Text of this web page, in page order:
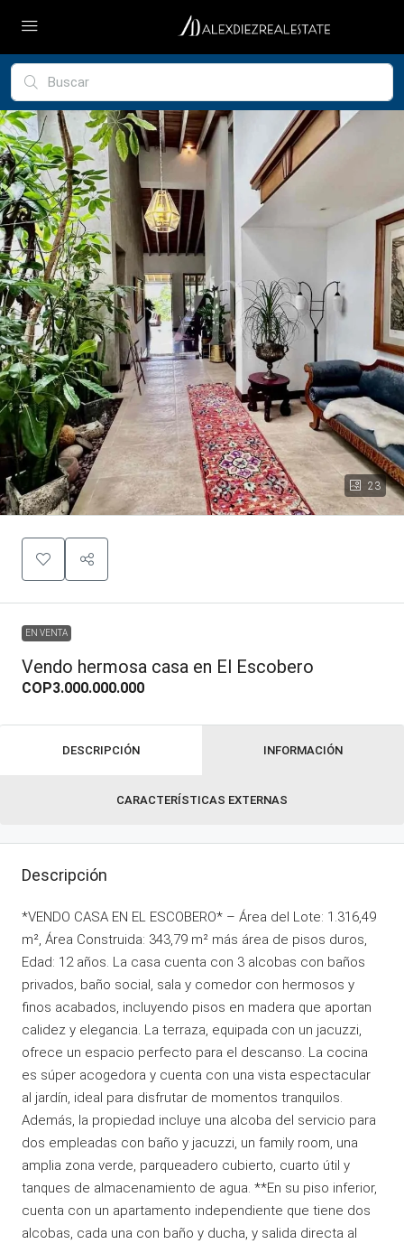
23
EN VENTA
Vendo hermosa casa en El Escobero
COP3.000.000.000
DESCRIPCIÓN INFORMACIÓN
CARACTERÍSTICAS EXTERNAS
Descripción
*VENDO CASA EN EL ESCOBERO* – Área del Lote: 1.316,49
m², Área Construida: 343,79 m² más área de pisos duros,
Edad: 12 años. La casa cuenta con 3 alcobas con baños
privados, baño social, sala y comedor con hermosos y
finos acabados, incluyendo pisos en madera que aportan
calidez y elegancia. La terraza, equipada con un jacuzzi,
ofrece un espacio perfecto para el descanso. La cocina
es súper acogedora y cuenta con una vista espectacular
al jardín, ideal para disfrutar de momentos tranquilos.
Además, la propiedad incluye una alcoba del servicio para
dos empleadas con baño y jacuzzi, un family room, una
amplia zona verde, parqueadero cubierto, cuarto útil y
tanques de almacenamiento de agua. **En su piso inferior,
cuenta con un apartamento independiente que tiene dos
alcobas, cada una con baño y ducha, y salida directa al